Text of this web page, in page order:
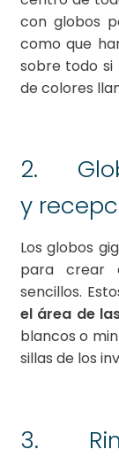
con globos
como que
sobre todo si
de colores
2.
y
Los globos
para crear
sencillos.
el área de
blancos o
sillas de los
3.